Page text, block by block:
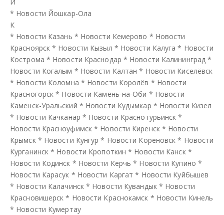
* Новости Йошкар-Ола
К
* Новости Казань * Новости Кемерово * Новости
Красноярск * Новости Кызыл * Новости Калуга * Новости
Кострома * Новости Краснодар * Новости Калининград *
Новости Когалым * Новости Калтан * Новости Киселёвск
* Новости Коломна * Новости Королёв * Новости
Красногорск * Новости Камень-на-Оби * Новости
Каменск-Уральский * Новости Кудымкар * Новости Кизел
* Новости Качканар * Новости Краснотурьинск *
Новости Красноуфимск * Новости Киренск * Новости
Крымск * Новости Кунгур * Новости Кореновск * Новости
Курганинск * Новости Кропоткин * Новости Канск *
Новости Кодинск * Новости Керчь * Новости Купино *
Новости Карасук * Новости Каргат * Новости Куйбышев
* Новости Калачинск * Новости Кувандык * Новости
Красновишерск * Новости Краснокамск * Новости Кинель
* Новости Кумертау